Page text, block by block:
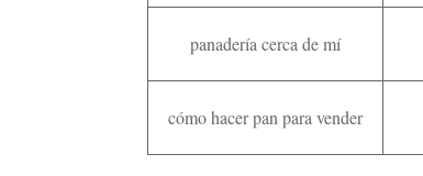
panadería cerca de mí
cómo hacer pan para vender